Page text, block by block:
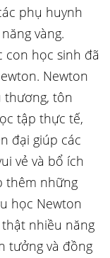
phụ huynh
vàng.
con học sinh đã
Newton
thương, tôn
tập thực tế,
đại giúp các
vẻ và bổ ích
thêm những
học Newton
nhiều năng
tưởng và đồng